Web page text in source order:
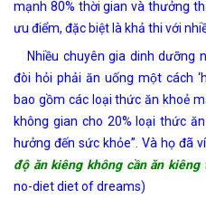
mạnh 80% thời gian và thưởng
ưu điểm, đặc biệt là khả thi với
Nhiều chuyên gia dinh dưỡng
đòi hỏi phải ăn uống một cách
bao gồm các loại thức ăn khoẻ
không gian cho 20% loại thức
hưởng đến sức khỏe”. Và họ đã
độ ăn kiêng không cần ăn kiêng
no-diet diet of dreams)